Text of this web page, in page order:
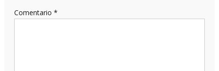
Comentario *